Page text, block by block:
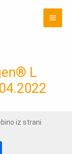
L
iz strani